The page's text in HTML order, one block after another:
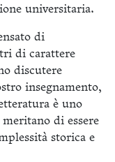
universitaria.
di
di carattere
discutere
insegnamento,
è uno
di essere
storica e